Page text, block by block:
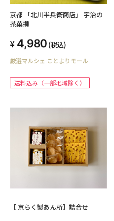
京都 「北川半兵衛商店」 宇治の
茶菓撰
4,980 (税込)
厳選マルシェ ことよりモール
送料込み（一部地域除く）
【 京らく製あん所】詰合せ